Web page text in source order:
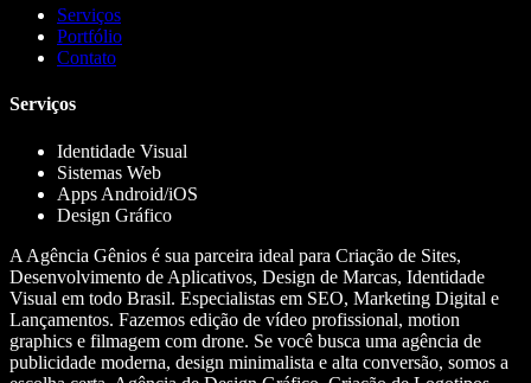
Serviços
Portfólio
Contato
Serviços
Identidade Visual
Sistemas Web
Apps Android/iOS
Design Gráfico
A Agência Gênios é sua parceira ideal para Criação de Sites,
Desenvolvimento de Aplicativos, Design de Marcas, Identidade
Visual em todo Brasil. Especialistas em SEO, Marketing Digital e
Lançamentos. Fazemos edição de vídeo profissional, motion
graphics e filmagem com drone. Se você busca uma agência de
publicidade moderna, design minimalista e alta conversão, somos a